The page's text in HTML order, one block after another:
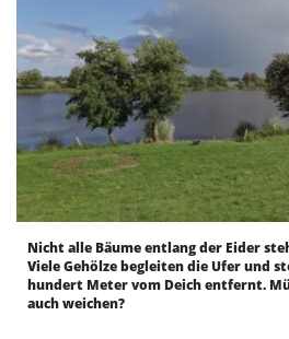
Nicht alle Bäume entlang der Eider
Viele Gehölze begleiten die Ufer und
hundert Meter vom Deich entfernt.
auch weichen?